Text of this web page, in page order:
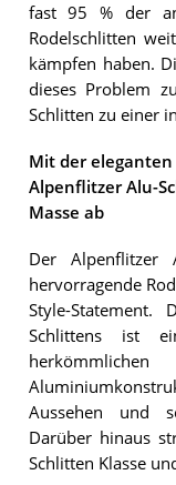
fast 95 % der
Rodelschlitten
kämpfen haben.
dieses Problem
Schlitten zu einer
Mit der
Alpenflitzer Alu-
Masse ab
Der Alpenflitzer
hervorragende
Style-Statement.
Schlittens ist
Aussehen und
Darüber hinaus
Schlitten Klasse